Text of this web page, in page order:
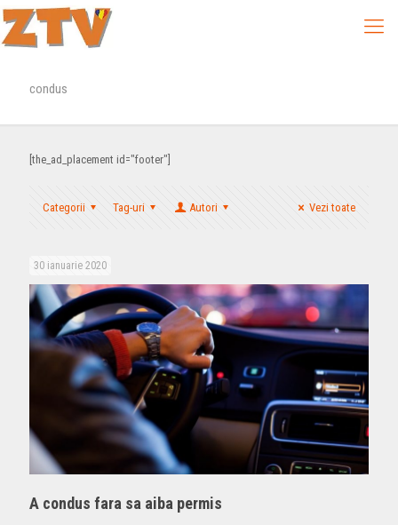
condus
[the_ad_placement id="footer"]
Categorii Tag-uri Autori Vezi toate
30 ianuarie 2020
A condus fara sa aiba permis